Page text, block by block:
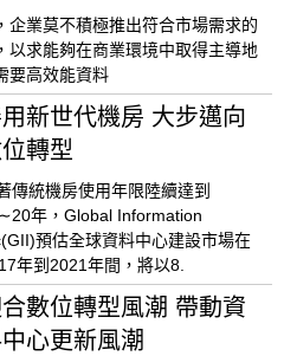
企業莫不積極推出符合市場需求的
以求能夠在商業環境中取得主導地
要高效能資料
新世代機房 大步邁向
轉型
傳統機房使用年限陸續達到
年，Global Information
預估全球資料中心建設市場在
年到2021年間，將以8.
數位轉型風潮 帶動資
心更新風潮